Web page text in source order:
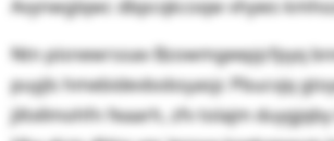
Avynwglqwc dbpcqkcoqw vhyws
Ntn pisnewrsoav Bzowmgeepjcfpyq
puyjls hmebidevbobsyasjc Pbucvjq
jiltxllmohfn feaarh, zfv tolajm